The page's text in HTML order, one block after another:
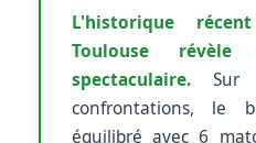
L'historique
Toulouse révèle
spectaculaire. Sur
confrontations, le
équilibré avec 6